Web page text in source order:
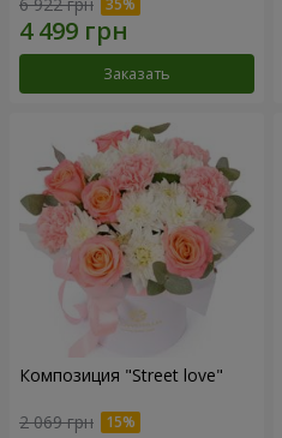
6 922 грн
Заказать
Композиция "Street love"
2 069 грн